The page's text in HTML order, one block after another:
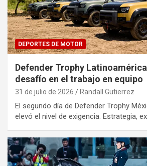
DEPORTES DE MOTOR
Defender Trophy
desafío en el trabajo en equipo
31 de julio de 2026 Randall Gutierrez
El segundo día de Defender Trophy
elevó el nivel de exigencia. Estrategia,